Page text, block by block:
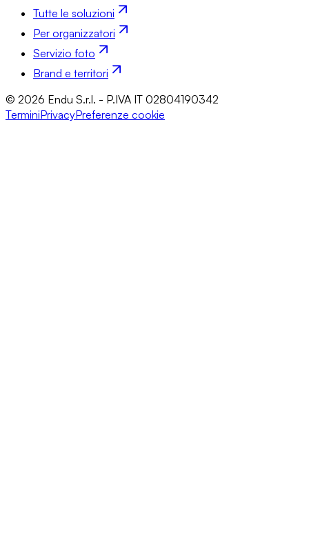
Tutte le soluzioni
Per organizzatori
Servizio foto
Brand e territori
© 2026 Endu S.r.l. - P.IVA IT 02804190342
TerminiPrivacyPreferenze cookie